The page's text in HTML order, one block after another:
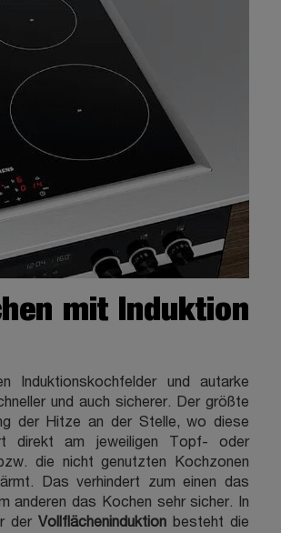
mit Induktion
Induktionskochfelder und autarke
und auch sicherer. Der größte
der Hitze an der Stelle, wo diese
direkt am jeweiligen Topf- oder
die nicht genutzten Kochzonen
Das verhindert zum einen das
anderen das Kochen sehr sicher. In
der Vollflächeninduktion besteht die